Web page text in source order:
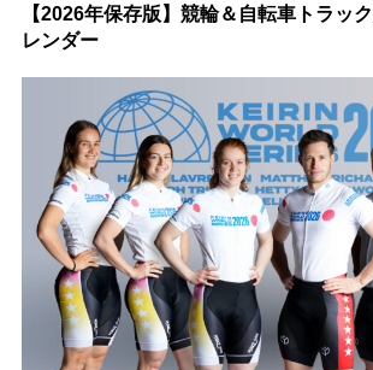
【2026年保存版】競輪＆自転車トラッ
レンダー